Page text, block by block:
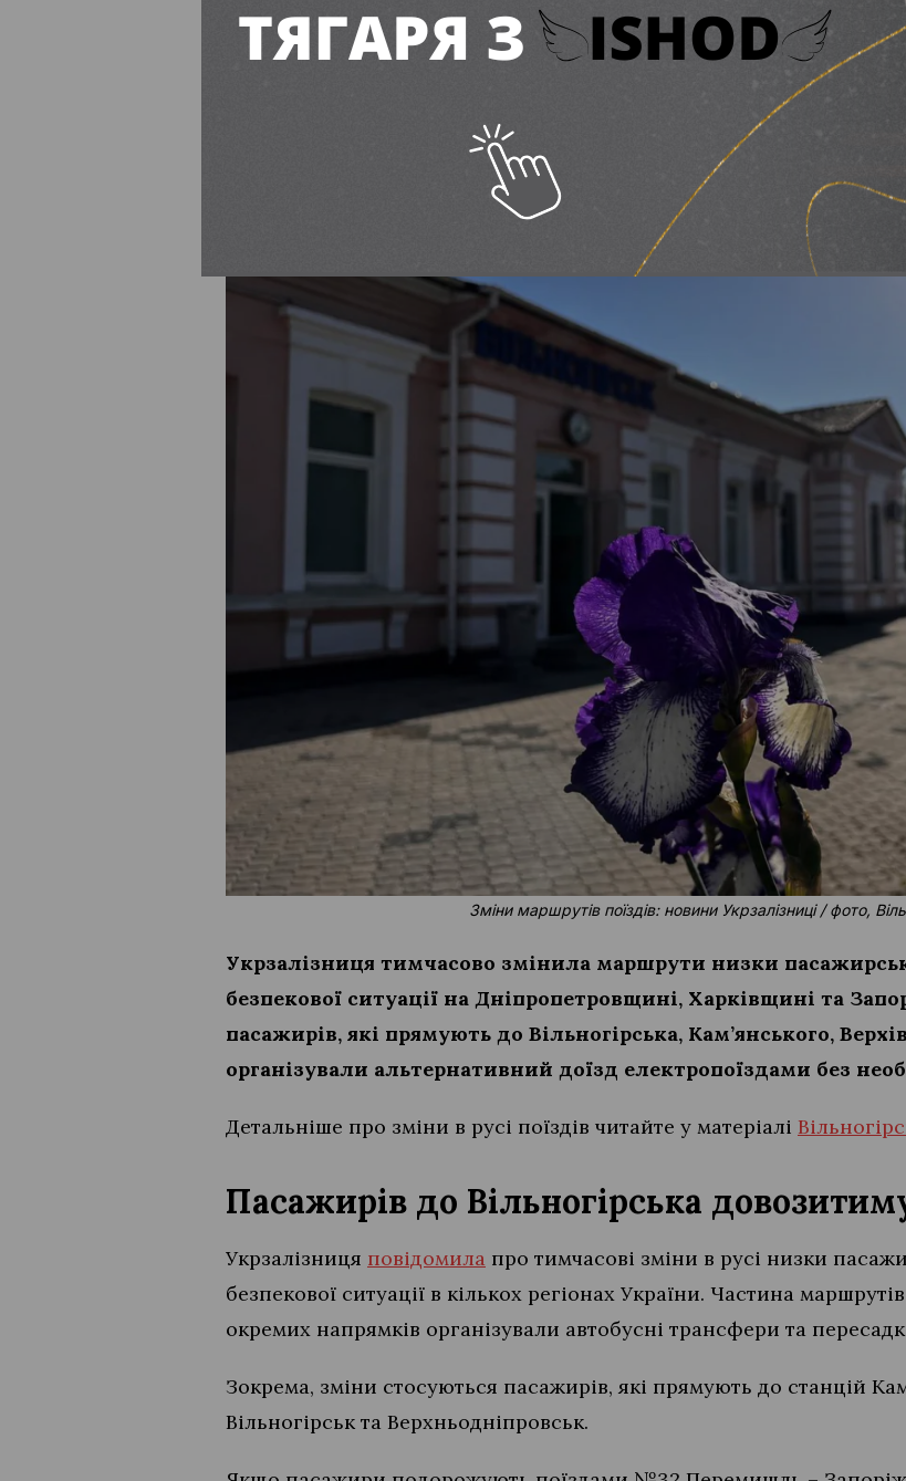
поїздів: що потрібно знати
12:30, 7 Серпня 2026
Зміни маршрутів поїздів: новини Укрзалізниці / фото,
Укрзалізниця тимчасово змінила маршрути низки
безпекової ситуації на Дніпропетровщині, Харківщині та
пасажирів, які прямують до Вільногірська, Кам’янського,
організували альтернативний доїзд електропоїздами без
Детальніше про зміни в русі поїздів читайте у матеріалі
Пасажирів до Вільногірська
Укрзалізниця повідомила про тимчасові зміни в русі низки
безпекової ситуації в кількох регіонах України. Частина
окремих напрямків організували автобусні трансфери та
Зокрема, зміни стосуються пасажирів, які прямують до станцій
Вільногірськ та Верхньодніпровськ.